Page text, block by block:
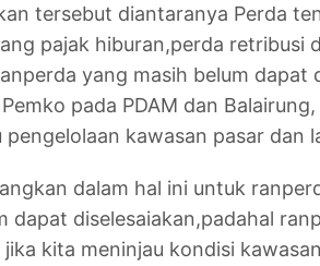
tersebut diantaranya Perda
pajak hiburan,perda retribusi
yang masih belum dapat
pada PDAM dan
pengelolaan kawasan pasar dan
dalam hal ini untuk
dapat diselesaiakan,padahal
kita meninjau kondisi